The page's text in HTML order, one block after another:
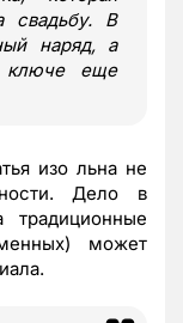
свадьбу. В
наряд, а
ключе еще
изо льна не
Дело в
может